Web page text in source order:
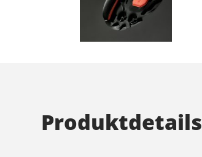
Produktdetails